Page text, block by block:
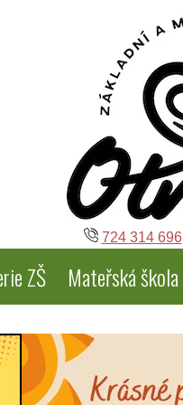
724 314 696
ZŠ Mateřská škola